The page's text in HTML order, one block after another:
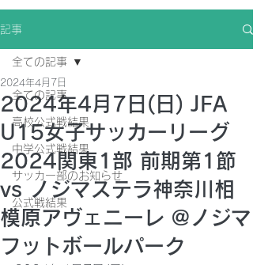
記事
全ての記事
高校公式戦結果
中学公式戦結果
サッカー部のお知らせ
公式戦結果
全ての記事
2024年4月7日(日) JFA
U15女子サッカーリーグ
2024関東1部 前期第1節
vs ノジマステラ神奈川相
模原アヴェニーレ @ノジマ
フットボールパーク
2024年4月7日